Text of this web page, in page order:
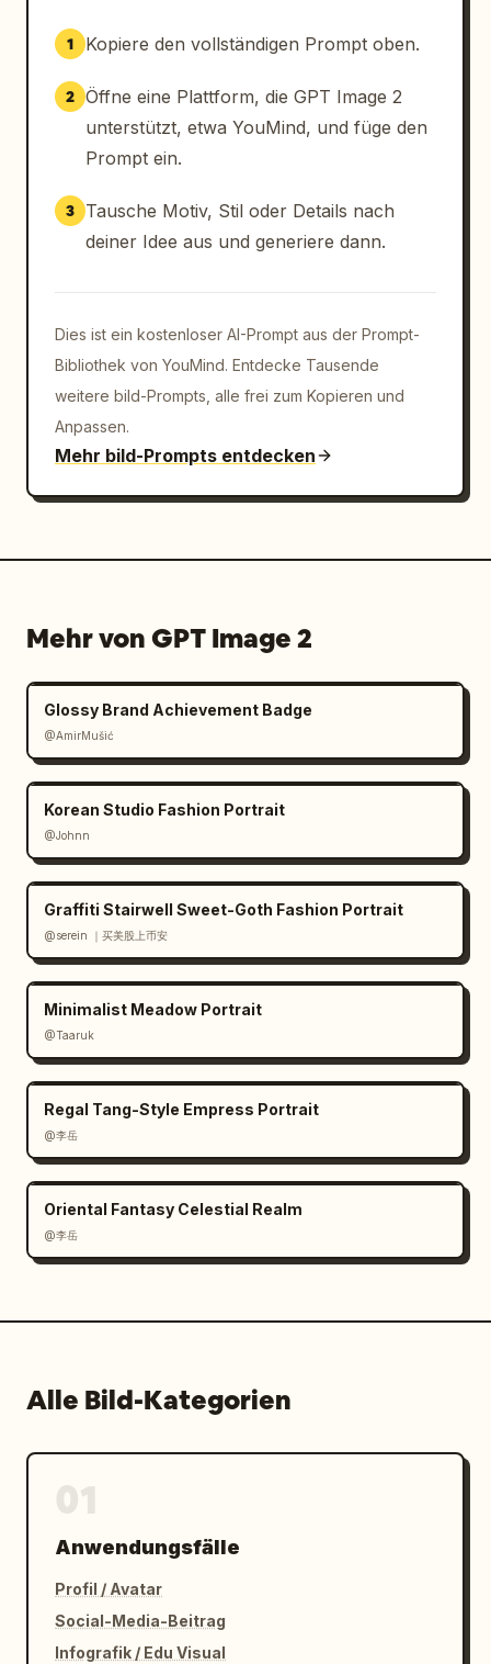
1 Kopiere den vollständigen Prompt oben.
2 Öffne eine Plattform, die GPT Image 2
unterstützt, etwa YouMind, und füge den
Prompt ein.
3
Tausche Motiv, Stil oder Details nach
deiner Idee aus und generiere dann.
Dies ist ein kostenloser AI-Prompt aus der Prompt-
Bibliothek von YouMind. Entdecke Tausende
weitere bild-Prompts, alle frei zum Kopieren und
Anpassen.
Mehr bild-Prompts entdecken
Mehr von GPT Image 2
Glossy Brand Achievement Badge
@AmirMušić
Korean Studio Fashion Portrait
@Johnn
Graffiti Stairwell Sweet-Goth Fashion Portrait
@serein ｜买美股上币安
Minimalist Meadow Portrait
@Taaruk
Regal Tang-Style Empress Portrait
@李岳
Oriental Fantasy Celestial Realm
@李岳
Alle Bild-Kategorien
Anwendungsfälle
Profil / Avatar
Social-Media-Beitrag
Infografik / Edu Visual